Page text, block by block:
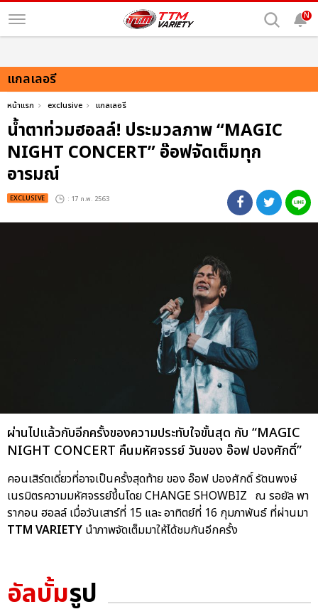
N
แกลเลอรี
หน้าแรก exclusive แกลเลอรี
น้ำตาท่วมฮอลล์! ประมวลภาพ “MAGIC
NIGHT CONCERT” อ๊อฟจัดเต็มทุก
อารมณ์
EXCLUSIVE : 17 ก.พ. 2563
ผ่านไปแล้วกับอีกครั้งของความประทับใจขั้นสุด กับ “MAGIC
NIGHT CONCERT คืนมหัศจรรย์ วันของ อ๊อฟ ปองศักดิ์”
คอนเสิร์ตเดี่ยวที่อาจเป็นครั้งสุดท้าย ของ อ๊อฟ ปองศักดิ์ รัตนพงษ์
เนรมิตรความมหัศจรรย์ขึ้นโดย CHANGE SHOWBIZ ณ รอยัล พา
รากอน ฮอลล์ เมื่อวันเสาร์ที่ 15 และ อาทิตย์ที่ 16 กุมภาพันธ์ ที่ผ่านมา
TTM VARIETY นำภาพจัดเต็มมาให้ได้ชมกันอีกครั้ง
อัลบั้มรูป